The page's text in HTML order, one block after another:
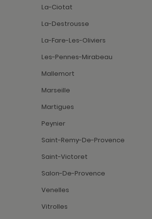
La-Ciotat
La-Destrousse
La-Fare-Les-Oliviers
Les-Pennes-Mirabeau
Mallemort
Marseille
Martigues
Peynier
Saint-Remy-De-Provence
Saint-Victoret
Salon-De-Provence
Venelles
Vitrolles